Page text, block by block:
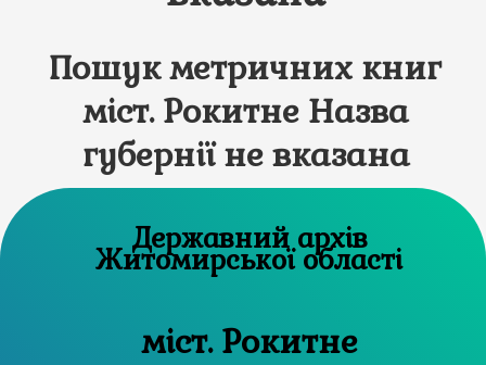
Пошук метричних книг
міст. Рокитне Назва
губернії не вказана
Державний архів
Житомирської області
міст. Рокитне